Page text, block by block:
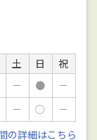
土 日
祝
－ ●
－
－ ○
－
の詳細はこちら